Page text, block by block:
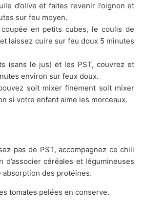
d’olive et faites revenir l’oignon et
sur feu moyen.
en petits cubes, le coulis de
laissez cuire sur feu doux 5 minutes
(sans le jus) et les PST, couvrez et
environ sur feux doux.
soit mixer finement soit mixer
si votre enfant aime les morceaux.
pas de PST, accompagnez ce chili
d’associer céréales et légumineuses
des protéines.
tomates pelées en conserve.